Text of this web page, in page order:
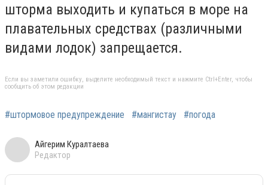
шторма выходить и купаться в море на
плавательных средствах (различными
видами лодок) запрещается.
Если вы заметили ошибку, выделите необходимый текст и нажмите Ctrl+Enter, чтобы
сообщить об этом редакции
#штормовое предупреждение #мангистау #погода
Айгерим Куралтаева
Редактор